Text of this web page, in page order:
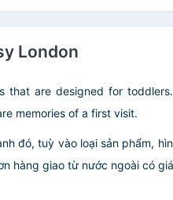
London
that are designed for
memories of a first visit.
đó, tuỳ vào loại sản phẩm,
hàng giao từ nước ngoài có